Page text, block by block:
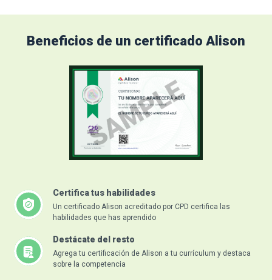
Beneficios de un certificado Alison
Certifica tus habilidades
Un certificado Alison acreditado por CPD certifica las
habilidades que has aprendido
Destácate del resto
Agrega tu certificación de Alison a tu currículum y destaca
sobre la competencia